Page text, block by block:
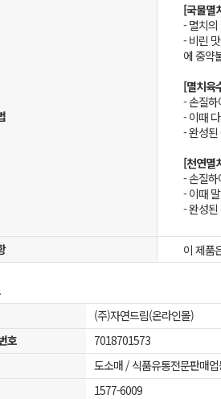
[국물멸
- 멸치
- 비린
에 중약
[멸치육
- 손질
- 이때
- 완성
[천연멸
- 손질
- 이때
- 완성
이 제품
(주)자연드림(온라인몰)
호
7018701573
도소매 / 식품유통전문판매
1577-6009